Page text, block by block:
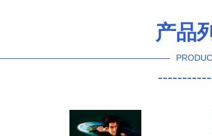
产品